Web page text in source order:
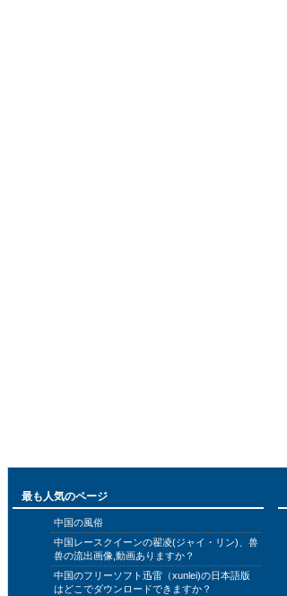
最も人気のページ
中国の風俗
中国レースクイーンの翟凌(ジャイ・リン)、兽
兽の流出画像,動画ありますか？
中国のフリーソフト迅雷（xunlei)の日本語版
はどこでダウンロードできますか？